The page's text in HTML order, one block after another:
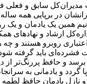
سابق و فعلی
در برپایی همه
همین یک یادمان و یک
ارشاد و نهادهای
روبرو هستند و چه
باید گرفته شود
۲۰ مهر فرا برسد و حافظ
و یادمانی به
نازل یادمان حافظ